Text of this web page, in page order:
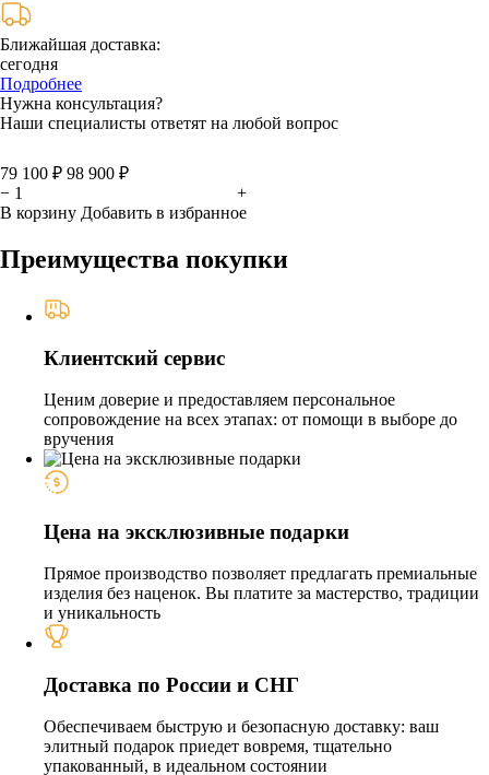
Ближайшая доставка:
сегодня
Подробнее
Нужна консультация?
Наши специалисты ответят на любой вопрос
79 100 ₽ 98 900 ₽
−
+
В корзину Добавить в избранное
Преимущества покупки
Клиентский сервис
Ценим доверие и предоставляем персональное
сопровождение на всех этапах: от помощи в выборе до
вручения
Цена на эксклюзивные подарки
Прямое производство позволяет предлагать премиальные
изделия без наценок. Вы платите за мастерство, традиции
и уникальность
Доставка по России и СНГ
Обеспечиваем быструю и безопасную доставку: ваш
элитный подарок приедет вовремя, тщательно
упакованный, в идеальном состоянии